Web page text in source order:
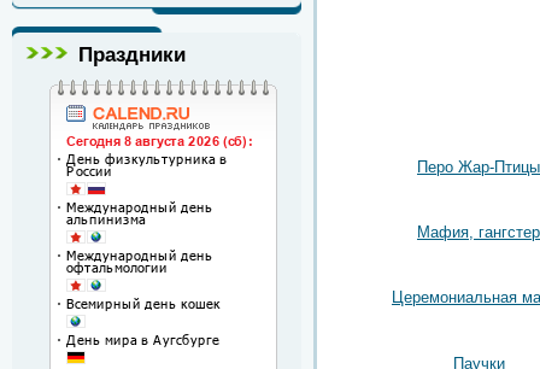
Праздники
Перо Жар-Птицы
Мафия, гангстер
Церемониальная
Паучки